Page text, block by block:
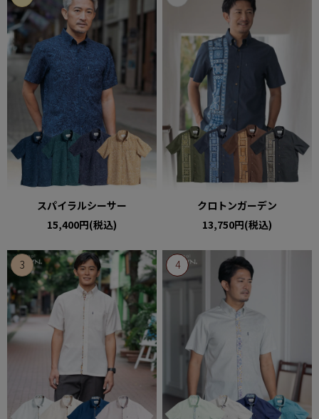
スパイラルシーサー
15,400円(税込)
クロトンガーデン
13,750円(税込)